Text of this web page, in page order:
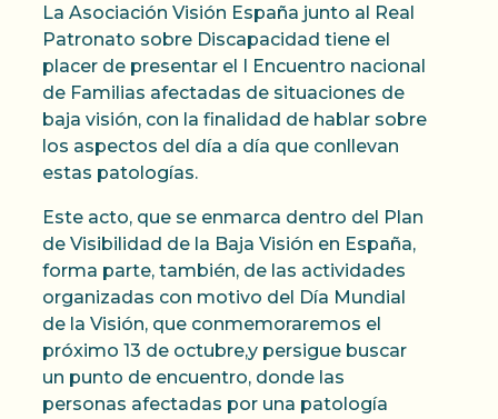
La Asociación Visión España junto al Real
Patronato sobre Discapacidad tiene el
placer de presentar el I Encuentro nacional
de Familias afectadas de situaciones de
baja visión, con la finalidad de hablar sobre
los aspectos del día a día que conllevan
estas patologías.
Este acto, que se enmarca dentro del Plan
de Visibilidad de la Baja Visión en España,
forma parte, también, de las actividades
organizadas con motivo del Día Mundial
de la Visión, que conmemoraremos el
próximo 13 de octubre,y persigue buscar
un punto de encuentro, donde las
personas afectadas por una patología